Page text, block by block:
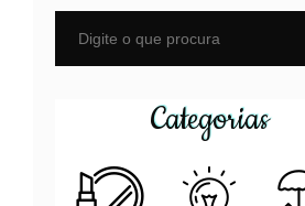
Categorias